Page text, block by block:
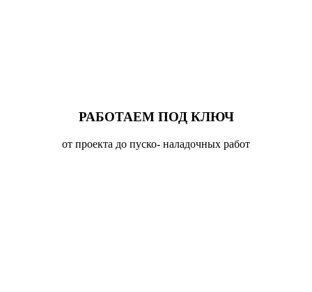
РАБОТАЕМ ПОД КЛЮЧ
от проекта до пуско- наладочных работ